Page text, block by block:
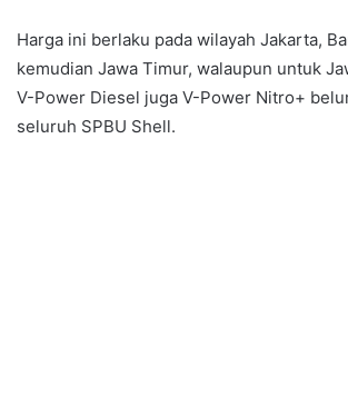
Harga ini berlaku pada wilayah Jakarta,
kemudian Jawa Timur, walaupun untuk
V-Power Diesel juga V-Power Nitro+
seluruh SPBU Shell.